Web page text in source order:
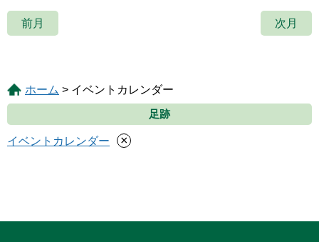
前月 次月
ホーム > イベントカレンダー
足跡
イベントカレンダー ×